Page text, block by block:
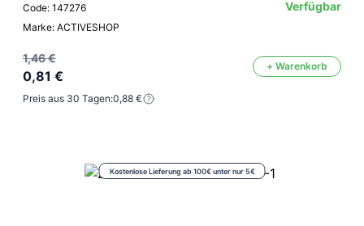
Code: 147276
Marke: ACTIVESHOP
Verfügbar
1,46 €
0,81 €
+ Warenkorb
Preis aus 30 Tagen:0,88 €
Kostenlose Lieferung ab 100€ unter nur 5€